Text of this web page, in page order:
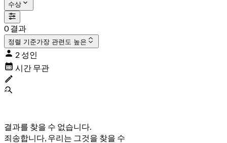
수상
0 결과
정렬 기준가장 관련도 높은
2 성인
시간 무관
결과를 찾을 수 없습니다.
죄송합니다, 우리는 그것을 찾을 수